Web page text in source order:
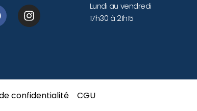
Lundi au vendredi
17h30 à 21h15
confidentialité CGU